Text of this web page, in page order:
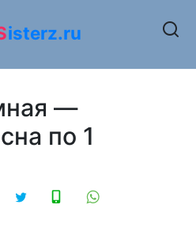
Sisterz.ru
—
по 1